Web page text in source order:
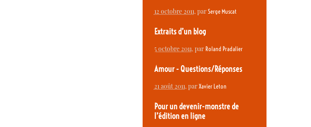
12 octobre 2011, par Serge Muscat
Extraits d’un blog
5 octobre 2011, par Roland Pradalier
Amour - Questions/Réponses
21 août 2011, par Xavier Leton
Pour un devenir-monstre de
l’édition en ligne